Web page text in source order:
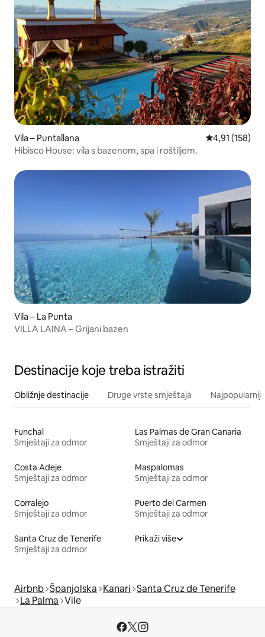
Vila – Puntallana Prosječna
4,91 (158)
Hibisco House: vila s bazenom, spa i roštiljem.
Vila – La Punta
VILLA LAINA – Grijani bazen
Destinacije koje treba istražiti
Obližnje destinacije Druge vrste smještaja
Funchal
Smještaji za odmor
Las Palmas de Gran Canaria
Smještaji za odmor
Costa Adeje
Smještaji za odmor
Maspalomas
Smještaji za odmor
Corralejo
Smještaji za odmor
Puerto del Carmen
Smještaji za odmor
Santa Cruz de Tenerife
Smještaji za odmor
Prikaži više
Airbnb Španjolska Kanari Santa Cruz de Tenerife
La Palma Vile